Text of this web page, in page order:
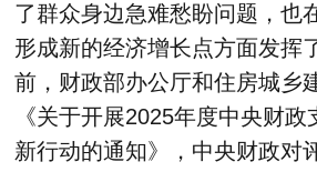
了群众身边急难愁盼问题，也
形成新的经济增长点方面发挥
前，财政部办公厅和住房城乡
《关于开展2025年度中央财
新行动的通知》，中央财政对